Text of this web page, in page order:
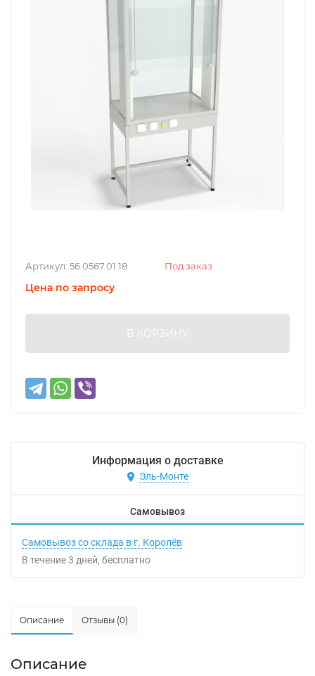
Под заказ
Артикул: 56.0567.01.18
Цена по запросу
В КОРЗИНУ
Информация о доставке
Эль-Монте
Самовывоз
Самовывоз со склада в г. Королёв
В течение3 дней Бесплатно
Описание Отзывы (0)
Описание